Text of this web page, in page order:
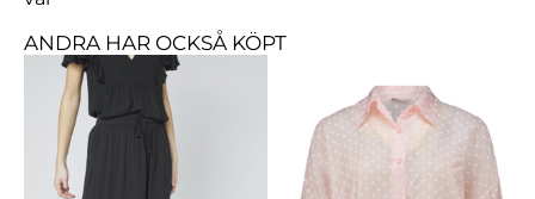
ANDRA HAR OCKSÅ KÖPT